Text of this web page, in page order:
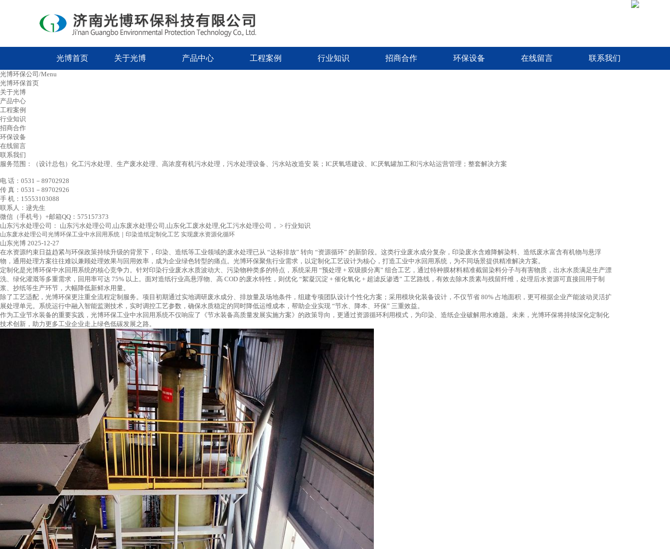
光博首页 关于光博 产品中心 工程案例 行业知识 招商合作 环保设备 在线留言 联系我们
光博环保公司/Menu
光博环保首页
关于光博
产品中心
工程案例
行业知识
招商合作
环保设备
在线留言
联系我们
服务范围：（设计总包）化工污水处理、生产废水处理、高浓度有机污水处理，污水处理设备、污水站改造安 装；IC厌氧塔建设、IC厌氧罐加工和污水站运营管理；整套解决方案
电 话：0531－89702928
传 真：0531－89702926
手 机：15553103088
联系人：逯先生
微信（手机号）+邮箱QQ：575157373
山东污水处理公司： 山东污水处理公司,山东废水处理公司,山东化工废水处理,化工污水处理公司， > 行业知识
山东废水处理公司光博环保工业中水回用系统｜印染造纸定制化工艺 实现废水资源化循环
山东光博 2025-12-27
在水资源约束日益趋紧与环保政策持续升级的背景下，印染、造纸等工业领域的废水处理已从 “达标排放” 转向 “资源循环” 的新阶段。这类行业废水成分复杂，印染废水含难降解染料、造纸废水富含有机物与悬浮
物，通用处理方案往往难以兼顾处理效果与回用效率，成为企业绿色转型的痛点。光博环保聚焦行业需求，以定制化工艺设计为核心，打造工业中水回用系统，为不同场景提供精准解决方案。
定制化是光博环保中水回用系统的核心竞争力。针对印染行业废水水质波动大、污染物种类多的特点，系统采用 “预处理 + 双级膜分离” 组合工艺，通过特种膜材料精准截留染料分子与有害物质，出水水质满足生产漂
洗、绿化灌溉等多重需求，回用率可达 75% 以上。面对造纸行业高悬浮物、高 COD 的废水特性，则优化 “絮凝沉淀 + 催化氧化 + 超滤反渗透” 工艺路线，有效去除木质素与残留纤维，处理后水资源可直接回用于制
浆、抄纸等生产环节，大幅降低新鲜水用量。
除了工艺适配，光博环保更注重全流程定制服务。项目初期通过实地调研废水成分、排放量及场地条件，组建专项团队设计个性化方案；采用模块化装备设计，不仅节省 80% 占地面积，更可根据企业产能波动灵活扩
展处理单元。系统运行中融入智能监测技术，实时调控工艺参数，确保水质稳定的同时降低运维成本，帮助企业实现 “节水、降本、环保” 三重效益。
作为工业节水装备的重要实践，光博环保工业中水回用系统不仅响应了《节水装备高质量发展实施方案》的政策导向，更通过资源循环利用模式，为印染、造纸企业破解用水难题。未来，光博环保将持续深化定制化
技术创新，助力更多工业企业走上绿色低碳发展之路。